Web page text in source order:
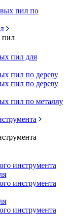
пил по
пил
пил для
пил по дереву
пил по дереву
пил по металлу
инструмента
инструмента
инструмента